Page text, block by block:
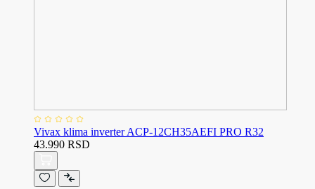
Vivax klima inverter ACP-12CH35AEFI PRO R32
43.990 RSD